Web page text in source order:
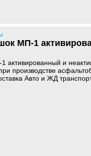
МП-1
активированный и
производстве
Авто и ЖД